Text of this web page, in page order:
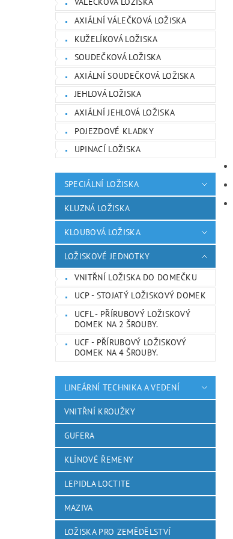
AXIÁLNÍ VÁLEČKOVÁ LOŽISKA
KUŽELÍKOVÁ LOŽISKA
SOUDEČKOVÁ LOŽISKA
AXIÁLNÍ SOUDEČKOVÁ LOŽISKA
JEHLOVÁ LOŽISKA
AXIÁLNÍ JEHLOVÁ LOŽISKA
POJEZDOVÉ KLADKY
UPINACÍ LOŽISKA
SPECIÁLNÍ LOŽISKA
KLUZNÁ LOŽISKA
KLOUBOVÁ LOŽISKA
LOŽISKOVÉ JEDNOTKY
VNITŘNÍ LOŽISKA DO DOMEČKU
UCP - STOJATÝ LOŽISKOVÝ DOMEK
UCFL - PŘÍRUBOVÝ LOŽISKOVÝ
DOMEK NA 2 ŠROUBY.
UCF - PŘÍRUBOVÝ LOŽISKOVÝ
DOMEK NA 4 ŠROUBY.
LINEÁRNÍ TECHNIKA A VEDENÍ
VNITŘNÍ KROUŽKY
GUFERA
KLÍNOVÉ ŘEMENY
LEPIDLA LOCTITE
MAZIVA
LOŽISKA PRO ZEMĚDĚLSTVÍ